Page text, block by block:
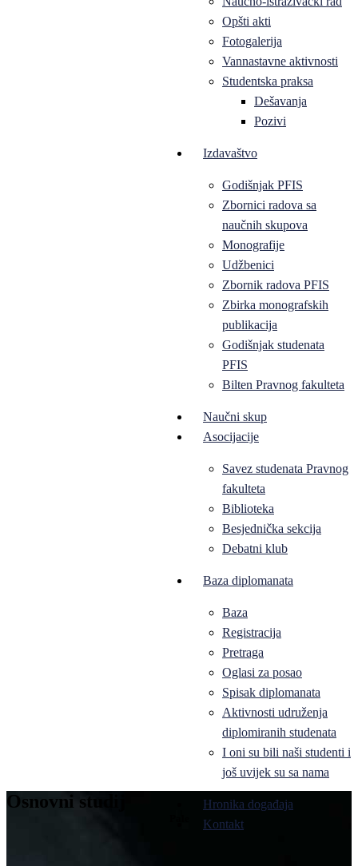
Opšti akti
Fotogalerija
Vannastavne aktivnosti
Studentska praksa
Dešavanja
Pozivi
Izdavaštvo
Godišnjak PFIS
Zbornici radova sa
naučnih skupova
Monografije
Udžbenici
Zbornik radova PFIS
Zbirka monografskih
publikacija
Godišnjak studenata
PFIS
Bilten Pravnog fakulteta
Naučni skup
Asocijacije
Savez studenata Pravnog
fakulteta
Biblioteka
Besjednička sekcija
Debatni klub
Baza diplomanata
Baza
Registracija
Pretraga
Oglasi za posao
Spisak diplomanata
Aktivnosti udruženja
diplomiranih studenata
I oni su bili naši studenti i
još uvijek su sa nama
Hronika događaja
Kontakt
Osnovni studij